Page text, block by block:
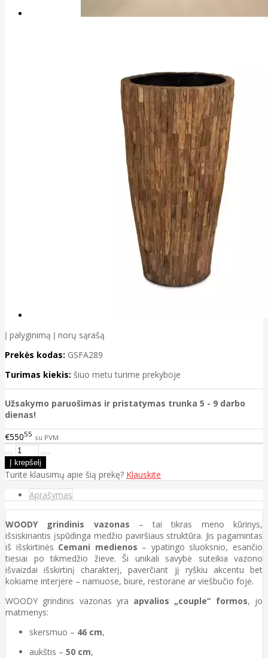
Į palyginimą Į norų sąrašą
Prekės kodas: GSFA289
Turimas kiekis: šiuo metu turime prekyboje
Užsakymo paruošimas ir pristatymas trunka 5 - 9 darbo
dienas!
€55055 su PVM
Turite klausimų apie šią prekę? Klauskite
Aprašymas
WOODY grindinis vazonas – tai tikras meno kūrinys,
išsiskiriantis įspūdinga medžio paviršiaus struktūra. Jis pagamintas
iš išskirtinės Cemani medienos – ypatingo sluoksnio, esančio
tiesiai po tikmedžio žieve. Ši unikali savybė suteikia vazono
išvaizdai išskirtinį charakterį, paverčiant jį ryškiu akcentu bet
kokiame interjere – namuose, biure, restorane ar viešbučio fojė.
WOODY grindinis vazonas yra apvalios „couple“ formos, jo
matmenys:
skersmuo – 46 cm,
aukštis – 50 cm,